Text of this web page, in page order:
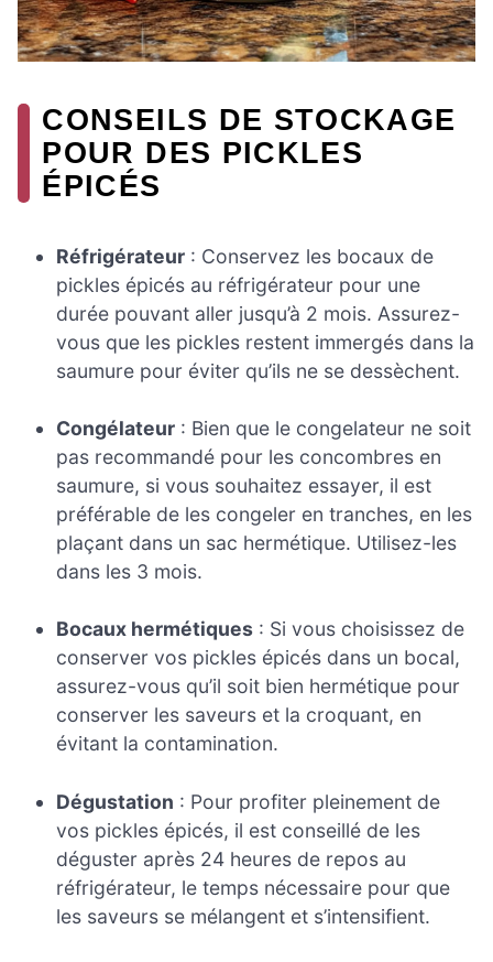
CONSEILS DE STOCKAGE
POUR DES PICKLES
ÉPICÉS
Réfrigérateur : Conservez les bocaux de
pickles épicés au réfrigérateur pour une
durée pouvant aller jusqu’à 2 mois. Assurez-
vous que les pickles restent immergés dans la
saumure pour éviter qu’ils ne se dessèchent.
Congélateur : Bien que le congelateur ne soit
pas recommandé pour les concombres en
saumure, si vous souhaitez essayer, il est
préférable de les congeler en tranches, en les
plaçant dans un sac hermétique. Utilisez-les
dans les 3 mois.
Bocaux hermétiques : Si vous choisissez de
conserver vos pickles épicés dans un bocal,
assurez-vous qu’il soit bien hermétique pour
conserver les saveurs et la croquant, en
évitant la contamination.
Dégustation : Pour profiter pleinement de
vos pickles épicés, il est conseillé de les
déguster après 24 heures de repos au
réfrigérateur, le temps nécessaire pour que
les saveurs se mélangent et s’intensifient.